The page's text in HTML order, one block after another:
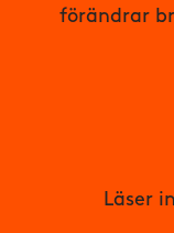
förändrar
Läser